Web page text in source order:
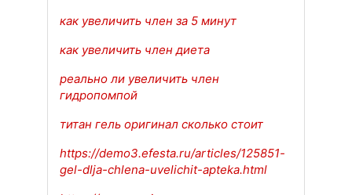
как увеличить член за 5 минут
как увеличить член диета
реально ли увеличить член
гидропомпой
титан гель оригинал сколько стоит
https://demo3.efesta.ru/articles/125851-
gel-dlja-chlena-uvelichit-apteka.html